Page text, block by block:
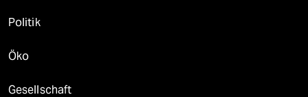
Politik
Öko
Gesellschaft